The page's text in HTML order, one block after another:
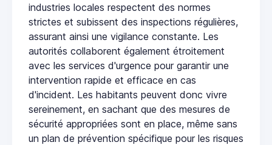
industries locales respectent des normes
strictes et subissent des inspections régulières,
assurant ainsi une vigilance constante. Les
autorités collaborent également étroitement
avec les services d'urgence pour garantir une
intervention rapide et efficace en cas
d'incident. Les habitants peuvent donc vivre
sereinement, en sachant que des mesures de
sécurité appropriées sont en place, même sans
un plan de prévention spécifique pour les risques